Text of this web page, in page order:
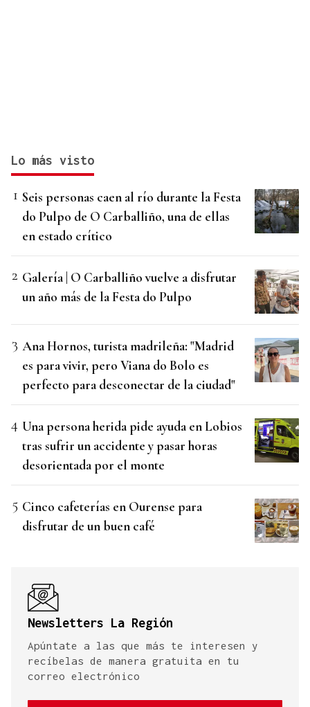
Lo más visto
Seis personas caen al río durante la Festa
do Pulpo de O Carballiño, una de ellas
en estado crítico
Galería | O Carballiño vuelve a disfrutar
un año más de la Festa do Pulpo
Ana Hornos, turista madrileña: "Madrid
es para vivir, pero Viana do Bolo es
perfecto para desconectar de la ciudad"
Una persona herida pide ayuda en Lobios
tras sufrir un accidente y pasar horas
desorientada por el monte
Cinco cafeterías en Ourense para
disfrutar de un buen café
Newsletters La Región
Apúntate a las que más te interesen y
recíbelas de manera gratuita en tu
correo electrónico